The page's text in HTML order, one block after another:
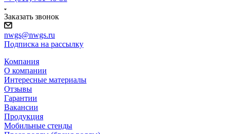
Заказать звонок
nwgs@nwgs.ru
Подписка на рассылку
Компания
О компании
Интересные материалы
Отзывы
Гарантии
Вакансии
Продукция
Мобильные стенды